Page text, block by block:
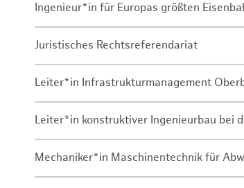
Ingenieur*in für Europas größten
Juristisches Rechtsreferendariat
Leiter*in Infrastrukturmanagement
Leiter*in konstruktiver Ingenieurbau bei
Mechaniker*in Maschinentechnik für